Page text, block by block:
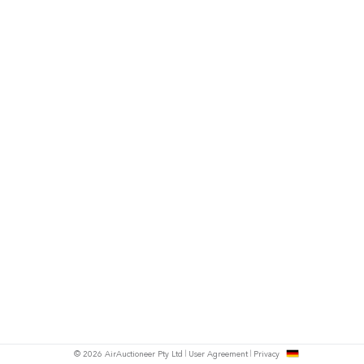
© 2026 AirAuctioneer Pty Ltd User Agreement Privacy